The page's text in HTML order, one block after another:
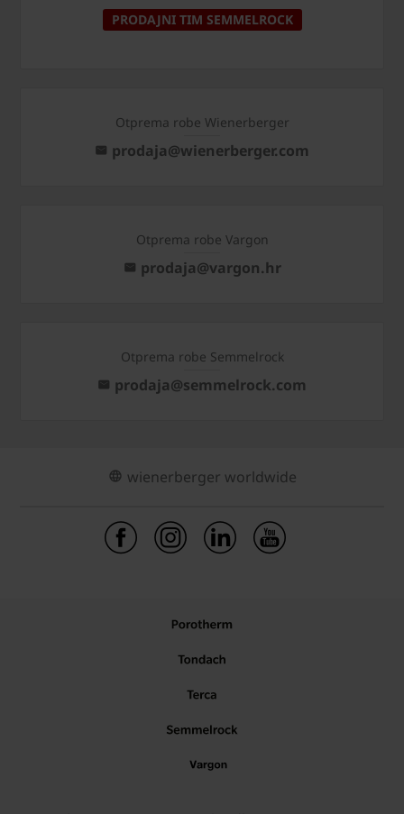
PRODAJNI TIM SEMMELROCK
Otprema robe Wienerberger
prodaja@wienerberger.com
Otprema robe Vargon
prodaja@vargon.hr
Otprema robe Semmelrock
prodaja@semmelrock.com
wienerberger worldwide